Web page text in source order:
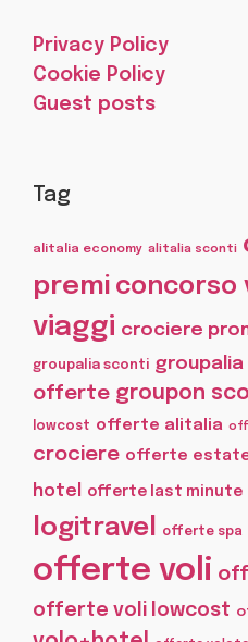
Privacy Policy
Cookie Policy
Guest posts
Tag
alitalia economy alitalia sconti
premi concorso
viaggi crociere
groupalia sconti groupalia
offerte groupon
lowcost offerte alitalia
crociere offerte
hotel
offerte last minute
logitravel offerte spa
offerte voli
offerte voli lowcost